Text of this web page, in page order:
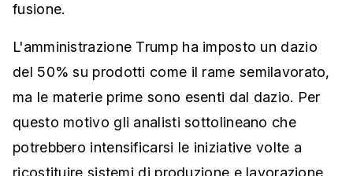
fusione.
L'amministrazione Trump ha imposto un dazio
del 50% su prodotti come il rame semilavorato,
ma le materie prime sono esenti dal dazio. Per
questo motivo gli analisti sottolineano che
potrebbero intensificarsi le iniziative volte a
ricostituire sistemi di produzione e lavorazione